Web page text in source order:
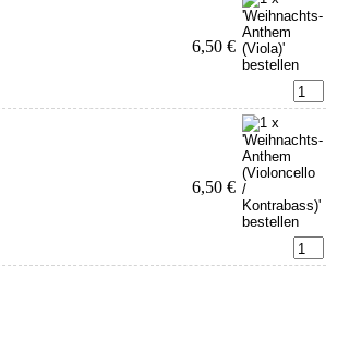
6,50 €
6,50 €